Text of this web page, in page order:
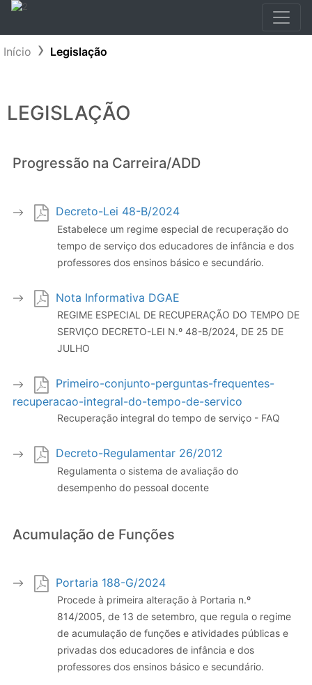
Início Legislação
LEGISLAÇÃO
Progressão na Carreira/ADD
Decreto-Lei 48-B/2024
Estabelece um regime especial de recuperação do
tempo de serviço dos educadores de infância e dos
professores dos ensinos básico e secundário.
Nota Informativa DGAE
REGIME ESPECIAL DE RECUPERAÇÃO DO TEMPO DE
SERVIÇO DECRETO-LEI N.º 48-B/2024, DE 25 DE
JULHO
Primeiro-conjunto-perguntas-frequentes-
recuperacao-integral-do-tempo-de-servico
Recuperação integral do tempo de serviço - FAQ
Decreto-Regulamentar 26/2012
Regulamenta o sistema de avaliação do
desempenho do pessoal docente
Acumulação de Funções
Portaria 188-G/2024
Procede à primeira alteração à Portaria n.º
814/2005, de 13 de setembro, que regula o regime
de acumulação de funções e atividades públicas e
privadas dos educadores de infância e dos
professores dos ensinos básico e secundário.